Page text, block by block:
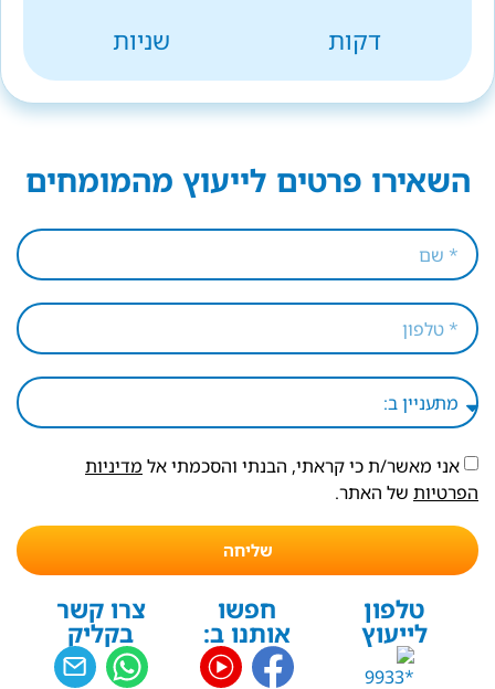
דקות
שניות
השאירו פרטים לייעוץ מהמומחים
אני מאשר/ת כי קראתי, הבנתי והסכמתי אל מדיניות
הפרטיות של האתר.
שליחה
טלפון
לייעוץ
חפשו
אותנו ב:
צרו קשר
בקליק